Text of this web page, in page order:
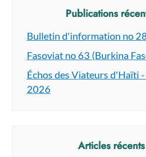
Publications
Bulletin d'information no
Fasoviat no 63 (Burkina
Échos des Viateurs d'Haïti
2026
Articles récents